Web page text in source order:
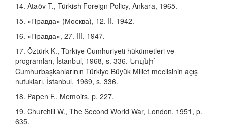
14. Ataöv T., Türkish Foreign Policy, Ankara, 1965.
15. «Правда» (Москва), 12. II. 1942.
16. «Правда», 27. III. 1947.
17. Öztürk K., Türkiye Cumhuriyeti hükümetleri ve
programları, İstanbul, 1968, s. 336. Նույնի`
Cumhurbaşkanlarının Türkiye Büyük Millet meclisinin açış
nutukları, İstanbul, 1969, s. 336.
18. Papen F., Memoirs, p. 227.
19. Churchill W., The Second World War, London, 1951, p.
635.